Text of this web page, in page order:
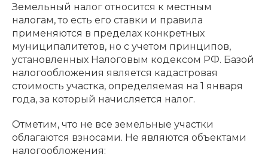
Земельный налог относится к местным
налогам, то есть его ставки и правила
применяются в пределах конкретных
муниципалитетов, но с учетом принципов,
установленных Налоговым кодексом РФ. Базой
налогообложения является кадастровая
стоимость участка, определяемая на 1 января
года, за который начисляется налог.
Отметим, что не все земельные участки
облагаются взносами. Не являются объектами
налогообложения: